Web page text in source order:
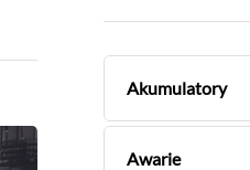
Akumulatory
Awarie